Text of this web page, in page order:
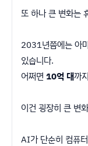
또 하나 큰 변화는
2031년쯤에는 아
있습니다.
어쩌면 10억 대까
이건 굉장히 큰 변
AI가 단순히 컴퓨